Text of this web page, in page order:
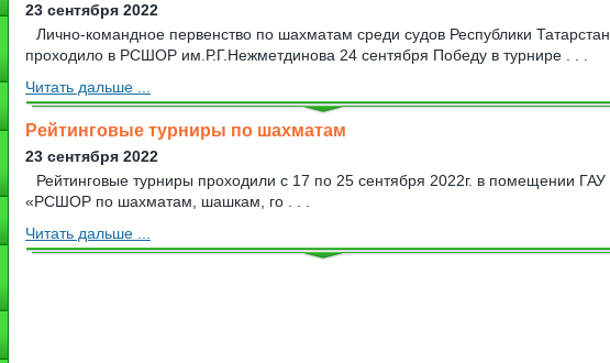
23 сентября 2022
Лично-командное первенство по шахматам среди судов Республики Татарстан
проходило в РСШОР им.Р.Г.Нежметдинова 24 сентября Победу в турнире . . .
Читать дальше ...
Рейтинговые турниры по шахматам
23 сентября 2022
Рейтинговые турниры проходили с 17 по 25 сентября 2022г. в помещении ГАУ
«РСШОР по шахматам, шашкам, го . . .
Читать дальше ...